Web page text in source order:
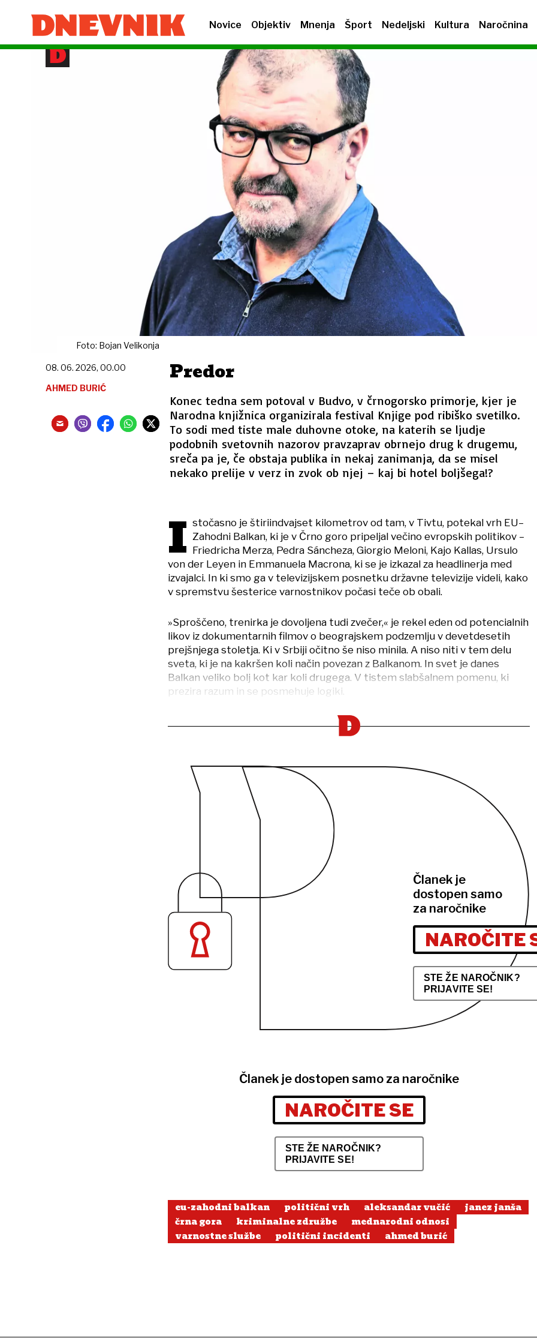
Novice Objektiv Mnenja Šport Nedeljski Kultura Naročnina
Foto: Bojan Velikonja
Predor
Konec tedna sem potoval v Budvo, v črnogorsko primorje, kjer je
Narodna knjižnica organizirala festival Knjige pod ribiško svetilko.
To sodi med tiste male duhovne otoke, na katerih se ljudje
podobnih svetovnih nazorov pravzaprav obrnejo drug k drugemu,
sreča pa je, če obstaja publika in nekaj zanimanja, da se misel
nekako prelije v verz in zvok ob njej – kaj bi hotel boljšega!?
08. 06. 2026, 00.00
AHMED BURIĆ
I stočasno je štiriindvajset kilometrov od tam, v Tivtu, potekal vrh EU–
Zahodni Balkan, ki je v Črno goro pripeljal večino evropskih politikov –
Friedricha Merza, Pedra Sáncheza, Giorgio Meloni, Kajo Kallas, Ursulo
von der Leyen in Emmanuela Macrona, ki se je izkazal za headlinerja med
izvajalci. In ki smo ga v televizijskem posnetku državne televizije videli, kako
v spremstvu šesterice varnostnikov počasi teče ob obali.
»Sproščeno, trenirka je dovoljena tudi zvečer,« je rekel eden od potencialnih
likov iz dokumentarnih filmov o beograjskem podzemlju v devetdesetih
prejšnjega stoletja. Ki v Srbiji očitno še niso minila. A niso niti v tem delu
sveta, ki je na kakršen koli način povezan z Balkanom. In svet je danes
Balkan veliko bolj kot kar koli drugega. V tistem slabšalnem pomenu, ki
prezira razum in se posmehuje logiki.
Članek je
dostopen samo
za naročnike
NAROČITE
STE ŽE NAROČNIK?
PRIJAVITE SE!
Članek je dostopen samo za naročnike
NAROČITE SE
STE ŽE NAROČNIK?
PRIJAVITE SE!
eu-zahodni balkan politični vrh aleksandar vučić
janez janša
črna gora
kriminalne združbe
mednarodni odnosi
varnostne službe
politični incidenti ahmed burić